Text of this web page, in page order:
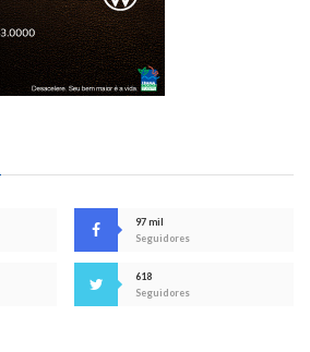
97 mil
Seguidores
618
Seguidores